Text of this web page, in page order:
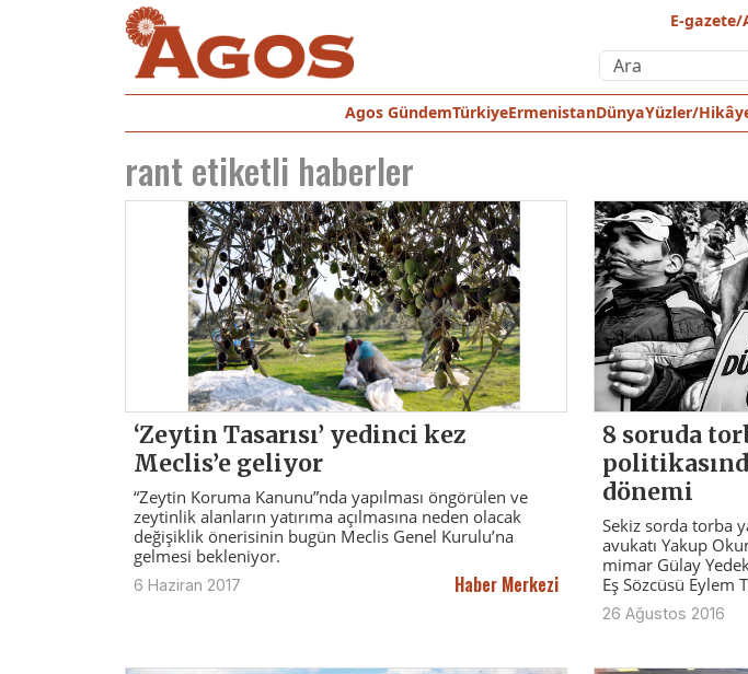
E-gazete/
Agos GündemTürkiyeErmenistanDünyaYüzler/
rant etiketli haberler
‘Zeytin Tasarısı’ yedinci kez
Meclis’e geliyor
“Zeytin Koruma Kanunu”nda yapılması öngörülen ve
zeytinlik alanların yatırıma açılmasına neden olacak
değişiklik önerisinin bugün Meclis Genel Kurulu’na
gelmesi bekleniyor.
6 Haziran 2017 Haber Merkezi
8 soruda
dönemi
Sekiz sorda torba
avukatı Yakup
mimar Gülay
Eş Sözcüsü Eylem
26 Ağustos 2016